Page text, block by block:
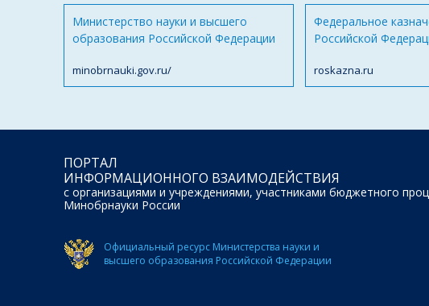
Министерство науки и высшего
образования Российской Федерации
minobrnauki.gov.ru/
Федеральное
Российской
roskazna.ru
ПОРТАЛ
ИНФОРМАЦИОННОГО ВЗАИМОДЕЙСТВИЯ
с организациями и учреждениями, участниками бюджетного
Минобрнауки России
Официальный ресурс Министерства науки и
высшего образования Российской Федерации